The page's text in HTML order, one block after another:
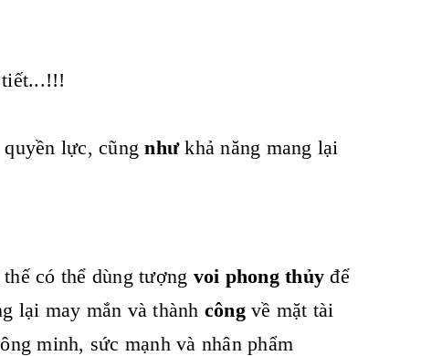
tiết...!!!
lực, cũngnhưkhả năng mang lại
có thể dùng tượng voi phong thủy để
lại may mắn và thành côngvề mặt tài
minh, sức mạnh và nhân phẩm